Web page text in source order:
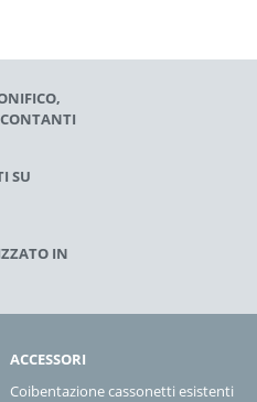
SU
IN
ACCESSORI
Coibentazione cassonetti esistenti